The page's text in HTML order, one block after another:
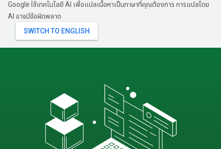
Google ใช้เทคโนโลยี AI เพื่อแปลเนื้อหาเป็นภาษาที่คุณต้องการ การแปลโดย
AI อาจมีข้อผิดพลาด